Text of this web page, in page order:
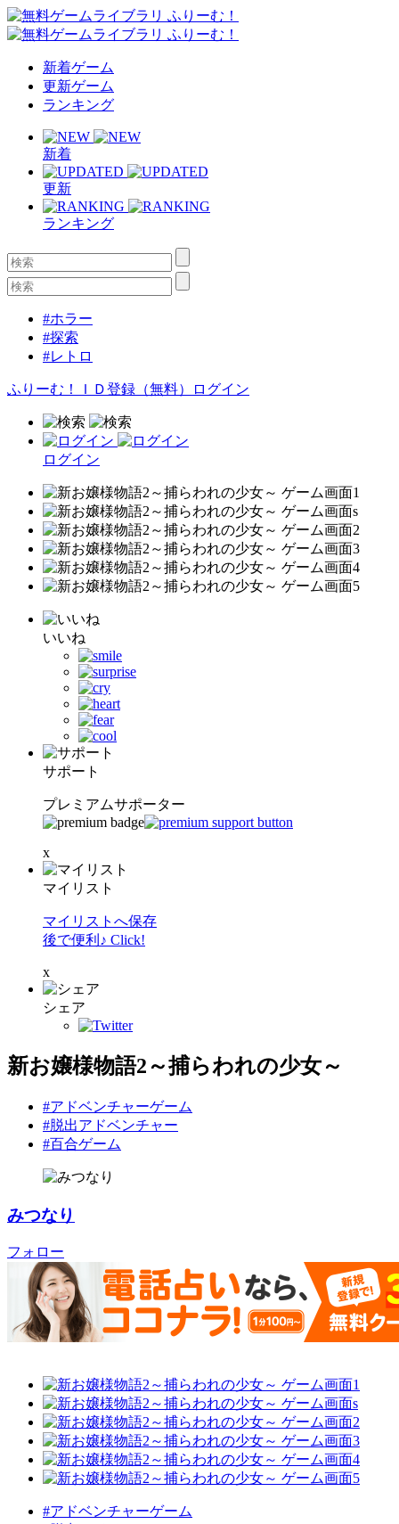
新着ゲーム
更新ゲーム
ランキング
新着
更新
ランキング
#ホラー
#探索
#レトロ
ふりーむ！ＩＤ登録（無料） ログイン
ログイン
いいね
サポート
プレミアムサポーター
x
マイリスト
マイリストへ保存
後で便利♪ Click!
x
シェア
新お嬢様物語2～捕らわれの少女～
#アドベンチャーゲーム
#脱出アドベンチャー
#百合ゲーム
みつなり
フォロー
#アドベンチャーゲーム